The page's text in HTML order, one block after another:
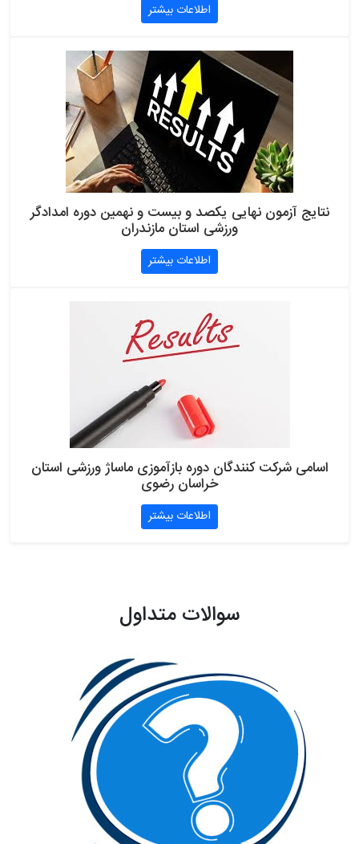
اطلاعات بیشتر
نتایج آزمون نهایی یکصد و بیست و نهمین دوره امدادگر
ورزشی استان مازندران
اطلاعات بیشتر
اسامی شرکت کنندگان دوره بازآموزی ماساژ ورزشی استان
خراسان رضوی
اطلاعات بیشتر
سوالات متداول